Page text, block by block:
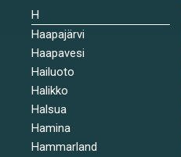
H
Haapajärvi
Haapavesi
Hailuoto
Halikko
Halsua
Hamina
Hammarland